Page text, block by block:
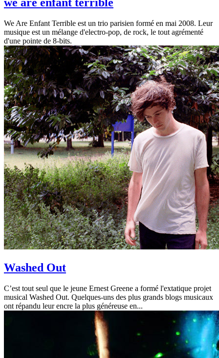
we are enfant terrible
We Are Enfant Terrible est un trio parisien formé en mai 2008. Leur
musique est un mélange d'electro-pop, de rock, le tout agrémenté
d'une pointe de 8-bits.
Washed Out
C’est tout seul que le jeune Ernest Greene a formé l'extatique projet
musical Washed Out. Quelques-uns des plus grands blogs musicaux
ont répandu leur encre la plus généreuse en...